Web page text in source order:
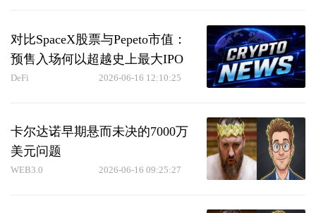
对比SpaceX股票与Pepeto市值：
预售入场何以超越史上最大IPO
DeFi 2026-06-16 12:10:25
卡尔达诺早期悬而未决的7000万
美元问题
WEB3.0 2026-06-16 09:25:27